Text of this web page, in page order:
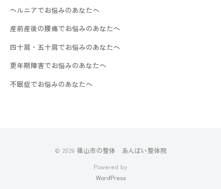
ヘルニアでお悩みのあなたへ
産前産後の腰痛でお悩みのあなたへ
四十肩・五十肩でお悩みのあなたへ
更年期障害でお悩みのあなたへ
不眠症でお悩みのあなたへ
© 2026 篠山市の整体 あんばい整体院
Powered by
WordPress